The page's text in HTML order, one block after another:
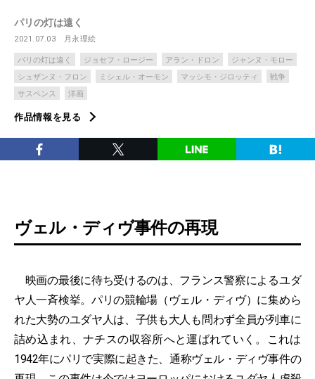
パリの灯は遠く
2021.07.03 月永理絵
パリの灯は遠く ジョセフ・ロージー アラン・ドロン
ジャンヌ・モロー
シュザンヌ・フロン
ミシェル・オーモン マッシモ・ジロッティ
戦争
サスペンス
洋画
作品情報を見る
ヴェル・ディヴ事件の再現
映画の最後に待ち受けるのは、フランス警察によるユダ
ヤ人一斉検挙。パリの競輪場（ヴェル・ディヴ）に集めら
れた大勢のユダヤ人は、子供も大人も問わず全員が列車に
詰め込まれ、ナチスの収容所へと運ばれていく。これは
1942年にパリで実際に起きた、通称ヴェル・ディヴ事件の